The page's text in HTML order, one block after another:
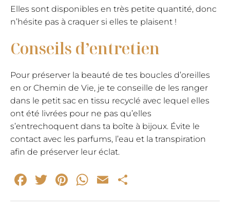
Elles sont disponibles en très petite quantité, donc
n’hésite pas à craquer si elles te plaisent !
Conseils d’entretien
Pour préserver la beauté de tes boucles d’oreilles
en or Chemin de Vie, je te conseille de les ranger
dans le petit sac en tissu recyclé avec lequel elles
ont été livrées pour ne pas qu’elles
s’entrechoquent dans ta boîte à bijoux. Évite le
contact avec les parfums, l’eau et la transpiration
afin de préserver leur éclat.
Facebook
Twitter
Pinterest
WhatsApp
Email